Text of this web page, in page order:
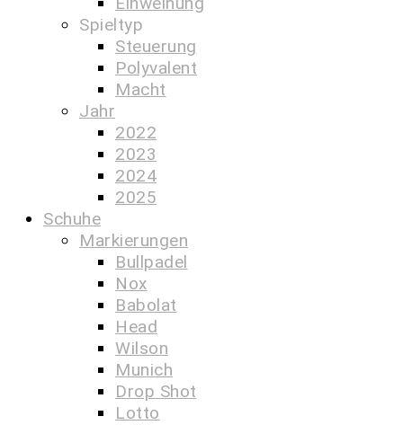
Spieltyp
Steuerung
Polyvalent
Macht
Jahr
2022
2023
2024
2025
Schuhe
Markierungen
Bullpadel
Nox
Babolat
Head
Wilson
Munich
Drop Shot
Lotto